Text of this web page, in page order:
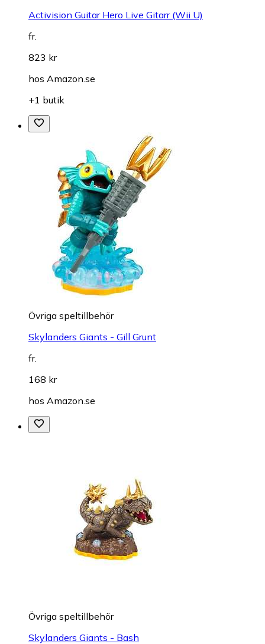
Activision Guitar Hero Live Gitarr (Wii U)
fr.
823 kr
hos Amazon.se
+1 butik
Övriga speltillbehör
Skylanders Giants - Gill Grunt
fr.
168 kr
hos Amazon.se
Övriga speltillbehör
Skylanders Giants - Bash